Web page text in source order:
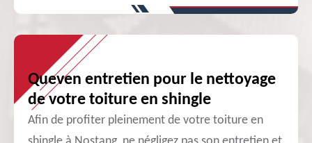
Queven entretien pour le nettoyage
de votre toiture en shingle
Afin de profiter pleinement de votre toiture en